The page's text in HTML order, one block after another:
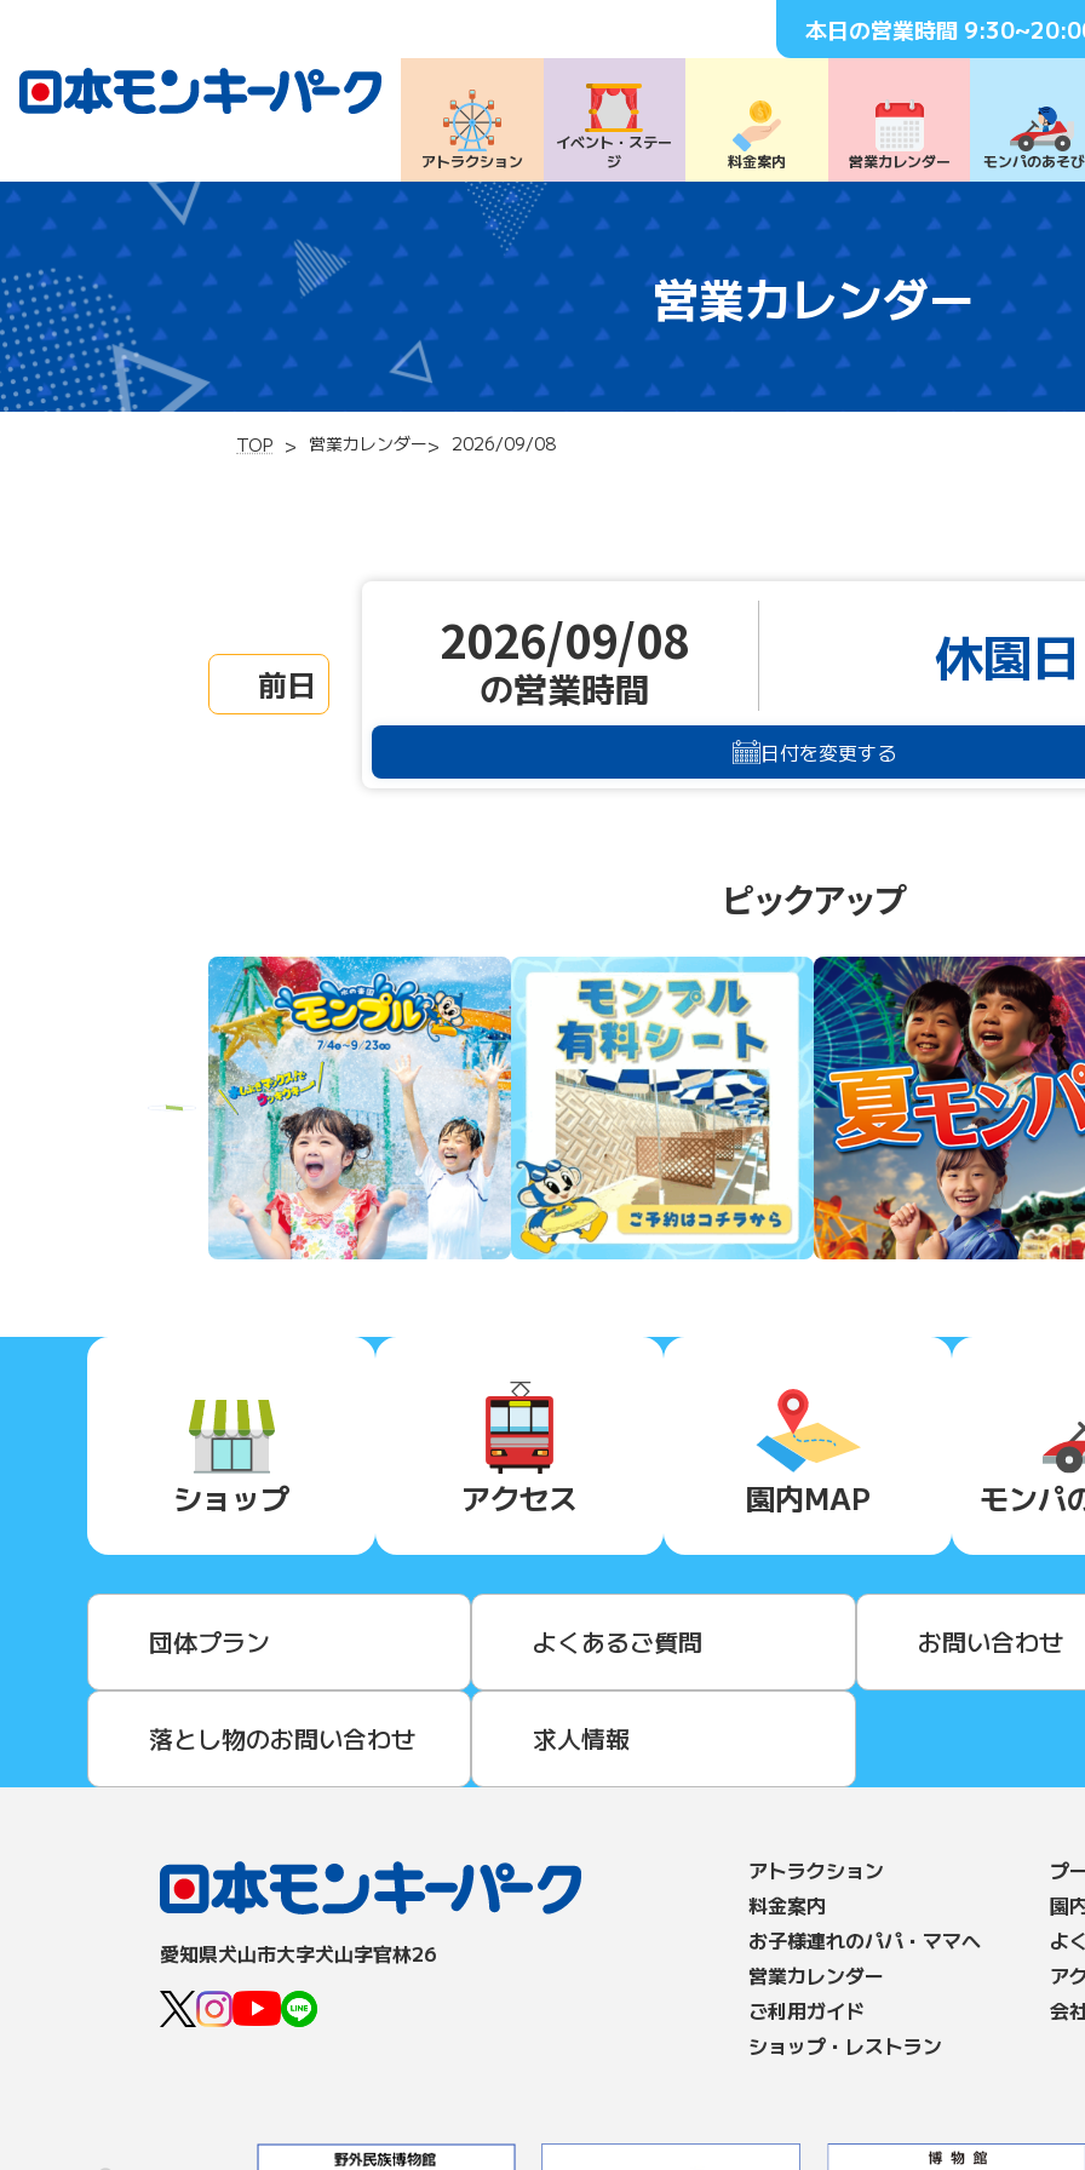
本日の営業時間
アトラクション
イベント・ ステー
ジ
料⾦案内 営業カレンダー モンパのあそ
営業カレンダー
TOP 営業カレンダー 2026/09/08
前日
2026/09/08
の営業時間 休園日
日付を変更する
ピックアップ
Previous
ショップ アクセス 園内MAP モンパ
団体プラン よくあるご質問 お問い合わせ
落とし物のお問い合わせ 求人情報
愛知県⽝⼭市⼤字⽝⼭字官林26
アトラクション
料⾦案内
お子様連れのパパ・ママへ
営業カレンダー
ご利用ガイド
ショップ・レストラン
プ
園
よ
ア
会